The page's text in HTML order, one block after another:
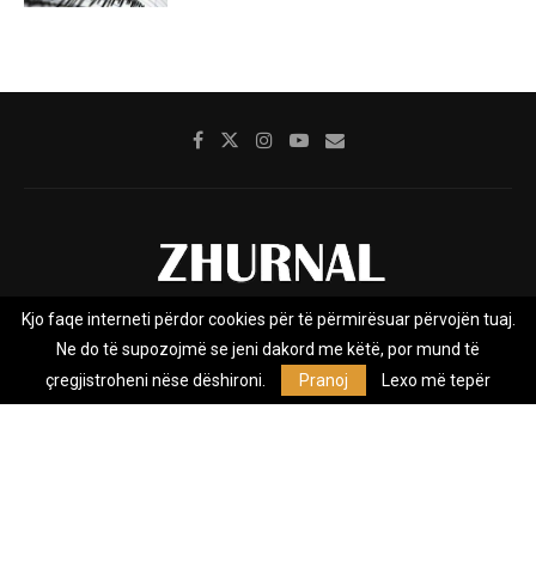
Rreth nesh Impresumi Marketing
Privacy Policy
Zhurnal.mk është Agjenci e Lajmeve e pavarur, e themeluar në vitin
Kjo faqe interneti përdor cookies për të përmirësuar përvojën tuaj.
Ne do të supozojmë se jeni dakord me këtë, por mund të
çregjistroheni nëse dëshironi.
Pranoj Lexo më tepër